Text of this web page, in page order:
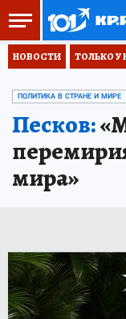
НОВОСТИ ТОЛЬКО У
ПОЛИТИКА В СТРАНЕ И МИРЕ
Песков:
мира»